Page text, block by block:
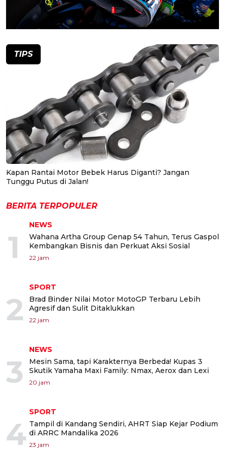
TIPS
Kapan Rantai Motor Bebek Harus Diganti? Jangan
Tunggu Putus di Jalan!
BERITA TERPOPULER
1
NEWS
Wahana Artha Group Genap 54 Tahun, Terus Gaspol
Kembangkan Bisnis dan Perkuat Aksi Sosial
22 jam
2
SPORT
Brad Binder Nilai Motor MotoGP Terbaru Lebih
Agresif dan Sulit Ditaklukkan
22 jam
3
NEWS
Mesin Sama, tapi Karakternya Berbeda! Kupas 3
Skutik Yamaha Maxi Family: Nmax, Aerox dan Lexi
20 jam
4
SPORT
Tampil di Kandang Sendiri, AHRT Siap Kejar Podium
di ARRC Mandalika 2026
23 jam